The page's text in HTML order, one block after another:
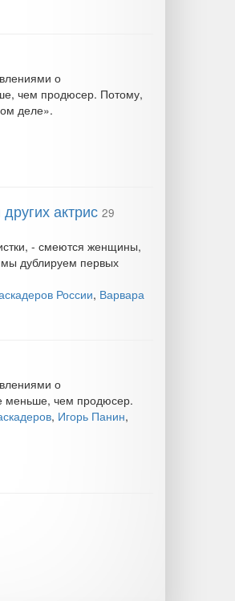
о
чем продюсер. Потому,
деле».
актрис 29
- смеются женщины,
дублируем первых
России, Варвара
о
меньше, чем продюсер.
, Игорь Панин,